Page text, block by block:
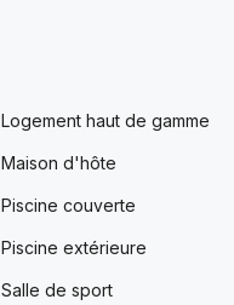
Logement haut de gamme
Maison d'hôte
Piscine couverte
Piscine extérieure
Salle de sport